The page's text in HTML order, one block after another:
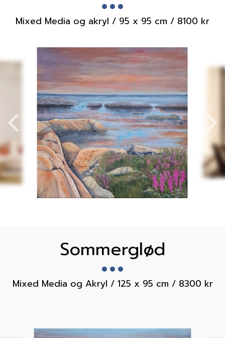
Mixed Media og akryl / 95 x 95 cm / 8100 kr
Sommerglød
Mixed Media og Akryl / 125 x 95 cm / 8300 kr